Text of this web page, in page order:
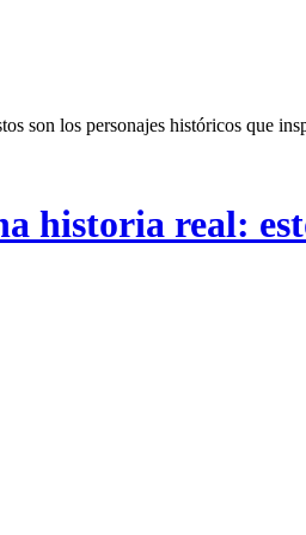
son los personajes históricos que
historia real: